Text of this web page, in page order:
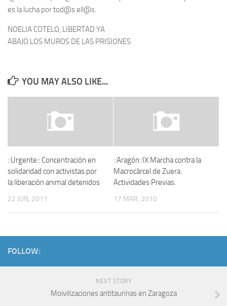
es la lucha por tod@s ell@s.
NOELIA COTELO, LIBERTAD YA
ABAJO LOS MUROS DE LAS PRISIONES
YOU MAY ALSO LIKE...
::Urgente:: Concentración en
solidaridad con activistas por
la liberación animal detenidos
22 JUN, 2011
::Aragón::IX Marcha contra la
Macrocárcel de Zuera.
Actividades Previas.
17 MAR, 2010
FOLLOW:
NEXT STORY
Moivilizaciones antitaurinas en Zaragoza